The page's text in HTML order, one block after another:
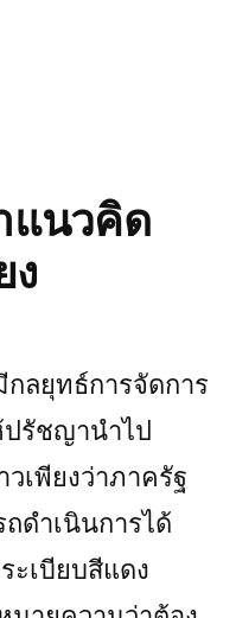
นวคิด
ง
กลยุทธ์การจัดการ
รัชญานำไป
เพียงว่าภาครัฐ
ถดำเนินการได้
ะเบียบสีแดง